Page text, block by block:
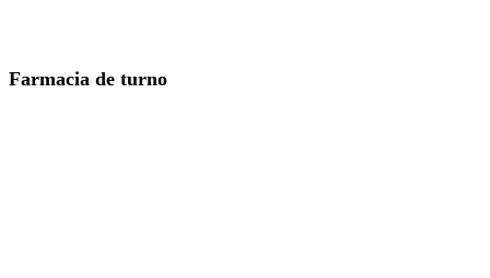
Farmacia de turno